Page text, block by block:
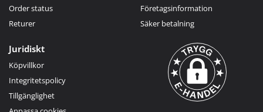
Order status
Returer
Företagsinformation
Säker betalning
Juridiskt
Köpvillkor
Integritetspolicy
Tillgänglighet